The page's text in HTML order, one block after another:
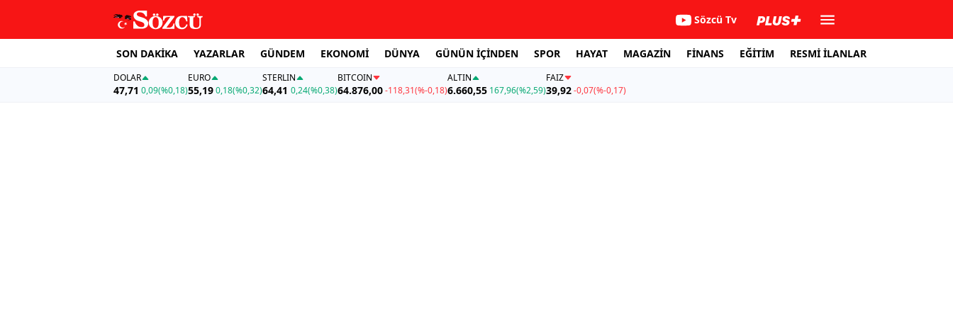
Sözcü Tv
SON DAKİKA YAZARLAR GÜNDEM EKONOMİ DÜNYA GÜNÜN İÇİNDEN SPOR HAYAT MAGAZİN FİNANS EĞİTİM RESMİ İLANLAR
DOLAR
47,71 0,09(%0,18)
EURO
55,19 0,18(%0,32)
STERLIN
64,41 0,24(%0,38)
BITCOIN
64.876,00-118,31(%-0,18)
ALTIN
6.660,55 167,96(%2,59)
FAİZ
39,92-0,07(%-0,17)